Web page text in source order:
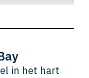
in het hart